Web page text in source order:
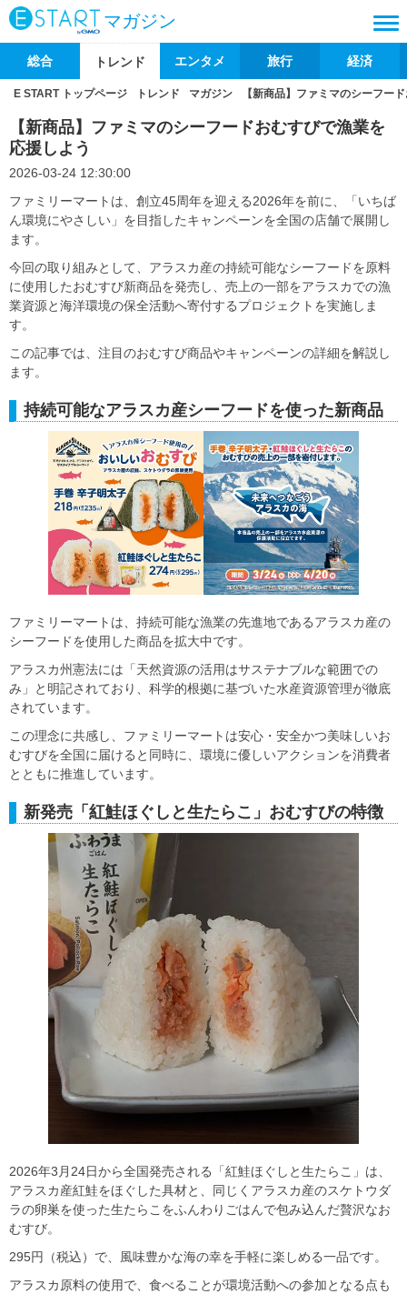
マガジン
総合 トレンド エンタメ 旅行 経済
E START トップページ トレンド マガジン 【新商品】ファミマのシーフー
【新商品】ファミマのシーフードおむすびで漁業を
応援しよう
2026-03-24 12:30:00
ファミリーマートは、創立45周年を迎える2026年を前に、「いちば
ん環境にやさしい」を目指したキャンペーンを全国の店舗で展開し
ます。
今回の取り組みとして、アラスカ産の持続可能なシーフードを原料
に使用したおむすび新商品を発売し、売上の一部をアラスカでの漁
業資源と海洋環境の保全活動へ寄付するプロジェクトを実施しま
す。
この記事では、注目のおむすび商品やキャンペーンの詳細を解説し
ます。
持続可能なアラスカ産シーフードを使った新商品
ファミリーマートは、持続可能な漁業の先進地であるアラスカ産の
シーフードを使用した商品を拡大中です。
アラスカ州憲法には「天然資源の活用はサステナブルな範囲での
み」と明記されており、科学的根拠に基づいた水産資源管理が徹底
されています。
この理念に共感し、ファミリーマートは安心・安全かつ美味しいお
むすびを全国に届けると同時に、環境に優しいアクションを消費者
とともに推進しています。
新発売「紅鮭ほぐしと生たらこ」おむすびの特徴
2026年3月24日から全国発売される「紅鮭ほぐしと生たらこ」は、
アラスカ産紅鮭をほぐした具材と、同じくアラスカ産のスケトウダ
ラの卵巣を使った生たらこをふんわりごはんで包み込んだ贅沢なお
むすび。
295円（税込）で、風味豊かな海の幸を手軽に楽しめる一品です。
アラスカ原料の使用で、食べることが環境活動への参加となる点も